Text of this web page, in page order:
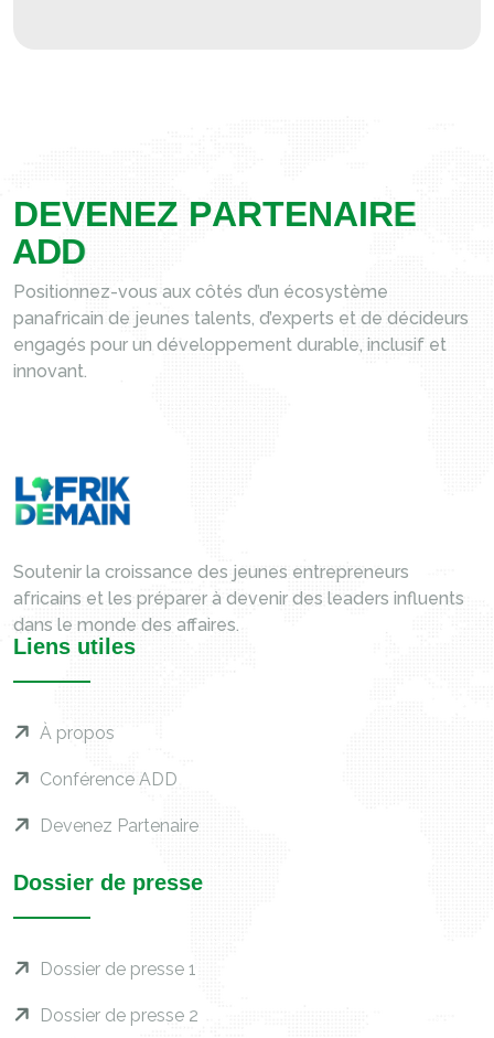
DEVENEZ PARTENAIRE
ADD
Positionnez-vous aux côtés d’un écosystème
panafricain de jeunes talents, d’experts et de décideurs
engagés pour un développement durable, inclusif et
innovant.
Soutenir la croissance des jeunes entrepreneurs
africains et les préparer à devenir des leaders influents
dans le monde des affaires.
Liens utiles
À propos
Conférence ADD
Devenez Partenaire
Dossier de presse
Dossier de presse 1
Dossier de presse 2